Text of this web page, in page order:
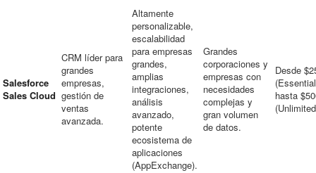
Salesforce
Sales Cloud
CRM líder para
grandes
empresas,
gestión de
ventas
avanzada.
Altamente
personalizable,
escalabilidad
para empresas
grandes,
amplias
integraciones,
análisis
avanzado,
potente
ecosistema de
aplicaciones
(AppExchange).
Grandes
corporaciones y
empresas con
necesidades
complejas y
gran volumen
de datos.
Desde
hasta